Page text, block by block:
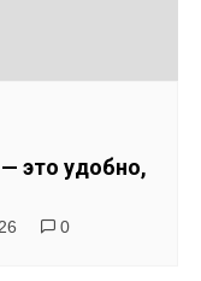
это удобно,
0